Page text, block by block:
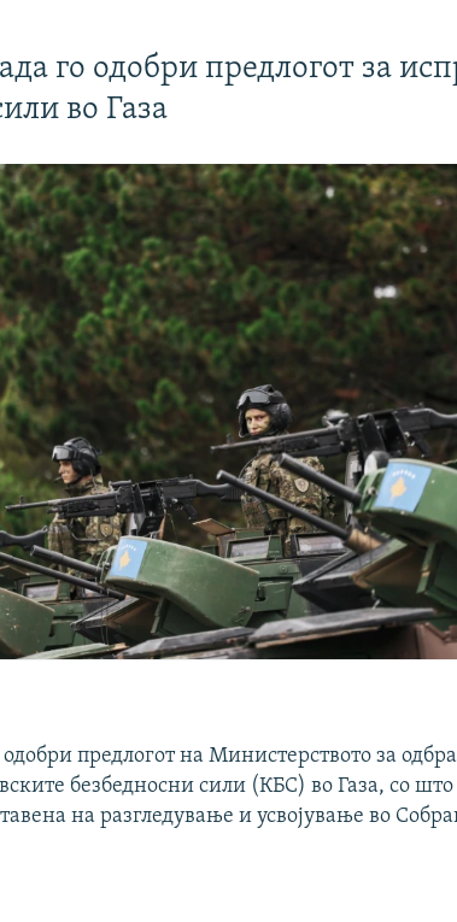
го одобри предлогот за
во Газа
одобри предлогот на Министерството за
безбедносни сили (КБС) во Газа, со што
на разгледување и усвојување во